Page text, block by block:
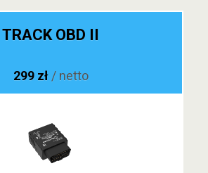
TRACK OBD II
299 zł / netto